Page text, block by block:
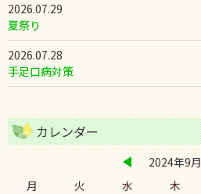
2026.07.29
夏祭り
2026.07.28
手足口病対策
カレンダー
2024年9月
月
火 水 木